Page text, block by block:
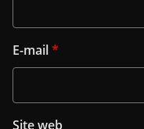
E-mail*
Site web